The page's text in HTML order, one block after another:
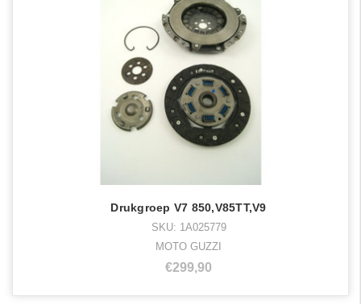
Drukgroep V7 850,V85TT,V9
SKU: 1A025779
MOTO GUZZI
€299,90